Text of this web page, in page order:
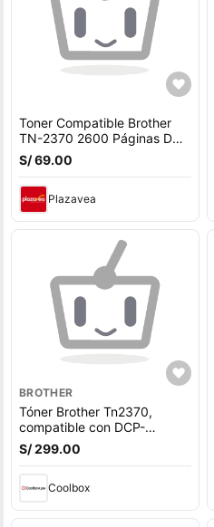
Toner Compatible Brother
TN-2370 2600 Páginas DCP
L2540DW
S/ 69.00
Plazavea
BROTHER
Tóner Brother Tn2370,
compatible con DCP-
L2520DW, DCP-L2540DW,
rinde 2600 páginas, negro
S/ 299.00
Coolbox